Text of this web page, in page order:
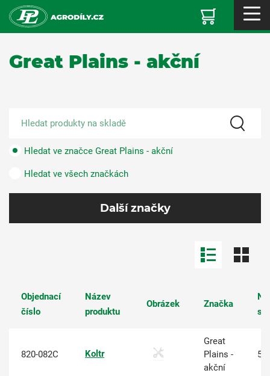
Great Plains - akční
Hledat ve značce Great Plains - akční
Hledat ve všech značkách
Další značky
Objednací
číslo
Název
produktu
Obrázek Značka
Na
820-082C Koltr
Great
Plains -
akční